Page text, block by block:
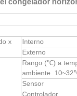
congelador
x
Interno
Externo
Rango (℃) a
ambiente.
Sensor
Controlador